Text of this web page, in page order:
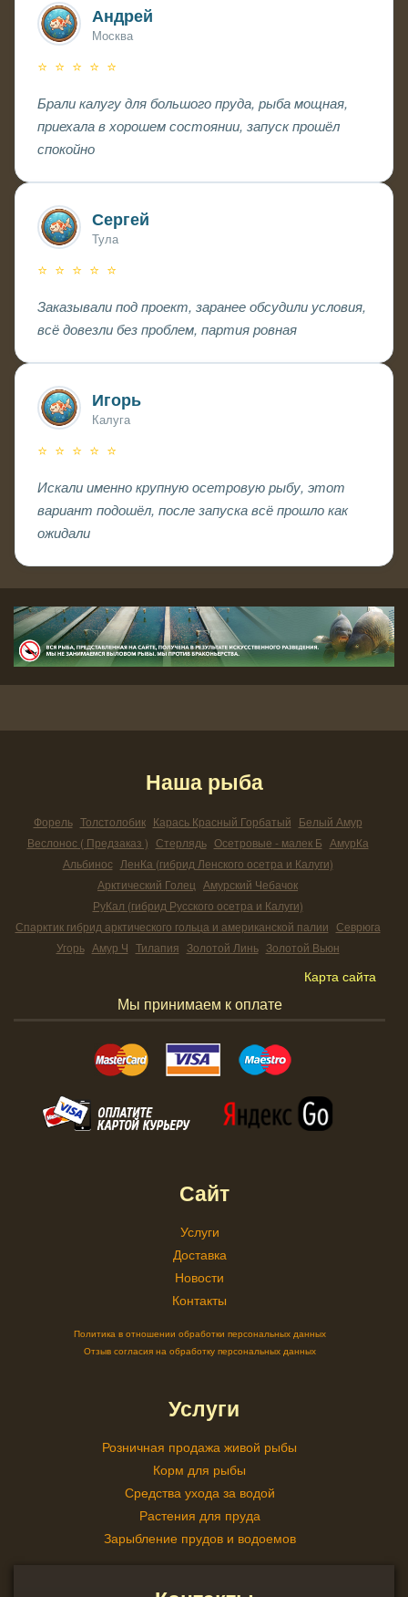
Андрей
Москва
⭐ ⭐ ⭐ ⭐ ⭐
Брали калугу для большого пруда, рыба мощная,
приехала в хорошем состоянии, запуск прошёл
спокойно
Сергей
Тула
⭐ ⭐ ⭐ ⭐ ⭐
Заказывали под проект, заранее обсудили условия,
всё довезли без проблем, партия ровная
Игорь
Калуга
⭐ ⭐ ⭐ ⭐ ⭐
Искали именно крупную осетровую рыбу, этот
вариант подошёл, после запуска всё прошло как
ожидали
Наша рыба
Форель Толстолобик Карась Красный Горбатый Белый Амур
Веслонос ( Предзаказ ) Стерлядь Осетровые - малек Б АмурКа
Альбинос ЛенКа (гибрид Ленского осетра и Калуги)
Арктический Голец Амурский Чебачок
РуКал (гибрид Русского осетра и Калуги)
Спарктик гибрид арктического гольца и американской палии Севрюга
Угорь Амур Ч Тилапия Золотой Линь Золотой Вьюн
Карта сайта
Мы принимаем к оплате
Сайт
Услуги
Доставка
Новости
Контакты
Политика в отношении обработки персональных данных
Отзыв согласия на обработку персональных данных
Услуги
Розничная продажа живой рыбы
Корм для рыбы
Средства ухода за водой
Растения для пруда
Зарыбление прудов и водоемов